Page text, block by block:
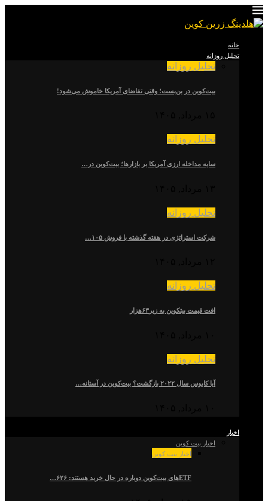
خانه
تحلیل روزانه
تحلیل روزانه
بیت‌کوین در بن‌بست؛ وقتی تقاضای آمریکا خاموش می‌شود!
تحلیل روزانه
سایه مداخله ارزی آمریکا بر بازارها؛ بیت‌کوین در…
تحلیل روزانه
شرکت استراتژی در هفته گذشته با فروش ۱۰۵…
تحلیل روزانه
افت قیمت بیتکوین به زیر۶۳هزار
تحلیل روزانه
آیا کابوس سال ۲۰۲۲ بازگشت؟ بیت‌کوین در آستانه…
اخبار
اخبار بیت کوین
اخبار بیت کوین
ETFهای بیت‌کوین دوباره در حال خرید هستند: ۶۲۶…